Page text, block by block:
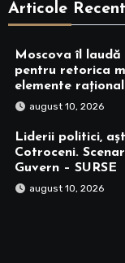
Articole
Moscova îl
pentru retorica
elemente
august 10, 2026
Liderii politici,
Cotroceni.
Guvern – SURSE
august 10, 2026